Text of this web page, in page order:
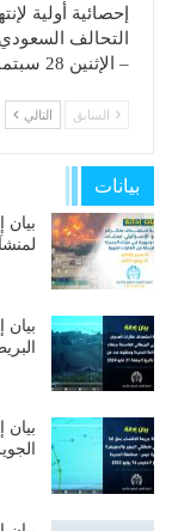
إحصائية أولية
التحالف
– الإثنين 28 سبتمبر 2020
السابق التالي
بيانات
بيان